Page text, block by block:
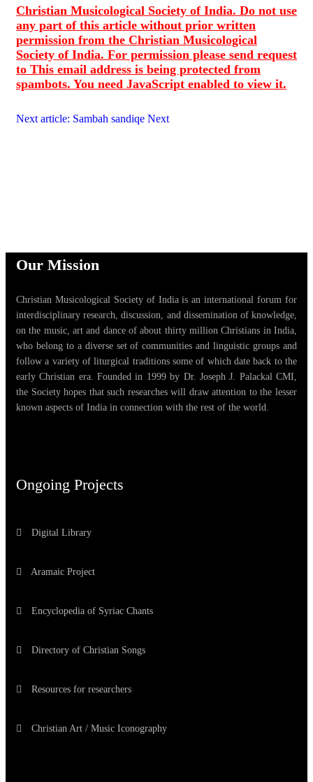
Christian Musicological Society of India. Do not use
any part of this article without prior written
permission from the Christian Musicological
Society of India. For permission please send request
to This email address is being protected from
spambots. You need JavaScript enabled to view it.
Next article: Sambah sandiqe Next
Our Mission
Christian Musicological Society of India is an international forum for
interdisciplinary research, discussion, and dissemination of knowledge,
on the music, art and dance of about thirty million Christians in India,
who belong to a diverse set of communities and linguistic groups and
follow a variety of liturgical traditions some of which date back to the
early Christian era. Founded in 1999 by Dr. Joseph J. Palackal CMI,
the Society hopes that such researches will draw attention to the lesser
known aspects of India in connection with the rest of the world.
Ongoing Projects
Digital Library
Aramaic Project
Encyclopedia of Syriac Chants
Directory of Christian Songs
Resources for researchers
Christian Art / Music Iconography